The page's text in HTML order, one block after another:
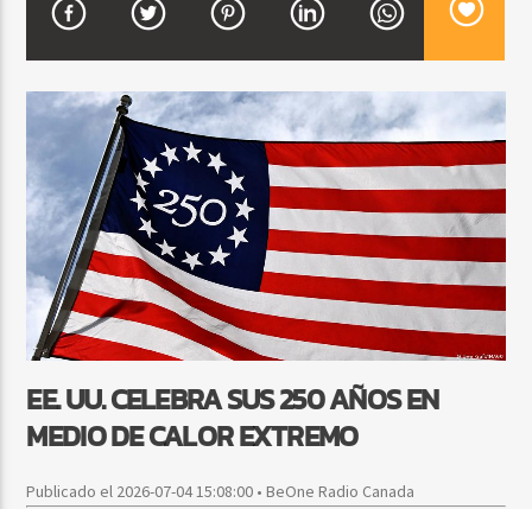
CURRENT SHOW
FIESTA DJ MIX
9:00 PM 12:00 AM
Beone Radio
EE. UU. CELEBRA SUS 250 AÑOS EN
MEDIO DE CALOR EXTREMO
Publicado el 2026-07-04 15:08:00 • BeOne Radio Canada